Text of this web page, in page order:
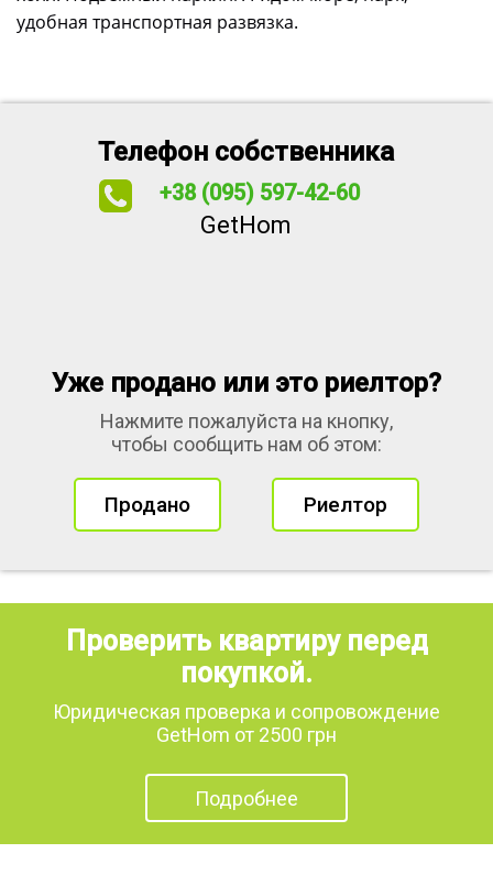
удобная транспортная развязка.
Телефон собственника
+38 (095) 597-42-60
GetHom
Уже продано или это риелтор?
Нажмите пожалуйста на кнопку,
чтобы сообщить нам об этом:
Продано Риелтор
Проверить квартиру перед
покупкой.
Юридическая проверка и сопровождение
GetHom от 2500 грн
Подробнее